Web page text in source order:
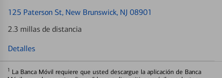
125 Paterson St, New Brunswick, NJ 08901
2.3 millas de distancia
Detalles
1 La Banca Móvil requiere que usted descargue la aplicación de Banca